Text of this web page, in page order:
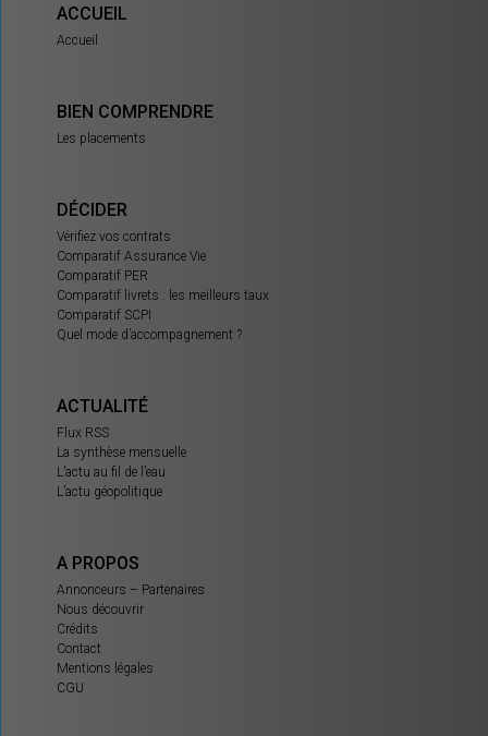
ACCUEIL
Accueil
BIEN COMPRENDRE
Les placements
DÉCIDER
Vérifiez vos contrats
Comparatif Assurance Vie
Comparatif PER
Comparatif livrets : les meilleurs taux
Comparatif SCPI
Quel mode d’accompagnement ?
ACTUALITÉ
Flux RSS
La synthèse mensuelle
L’actu au fil de l’eau
L’actu géopolitique
A PROPOS
Annonceurs – Partenaires
Nous découvrir
Crédits
Contact
Mentions légales
CGU